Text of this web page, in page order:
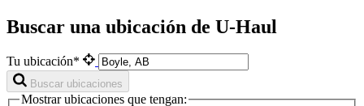
Buscar una ubicación de U-Haul
Tu ubicación*
Buscar ubicaciones
Mostrar ubicaciones que tengan: